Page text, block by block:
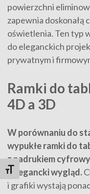
Toggle Font size
powierzchni
zapewnia doskonałą
oświetlenia. Ten typ
do eleganckich
prywatnym i
Ramki do
4D a 3D
W porównaniu do
wypukłe ramki do
z nadrukiem
i elegancki wygląd.
i grafiki wystają